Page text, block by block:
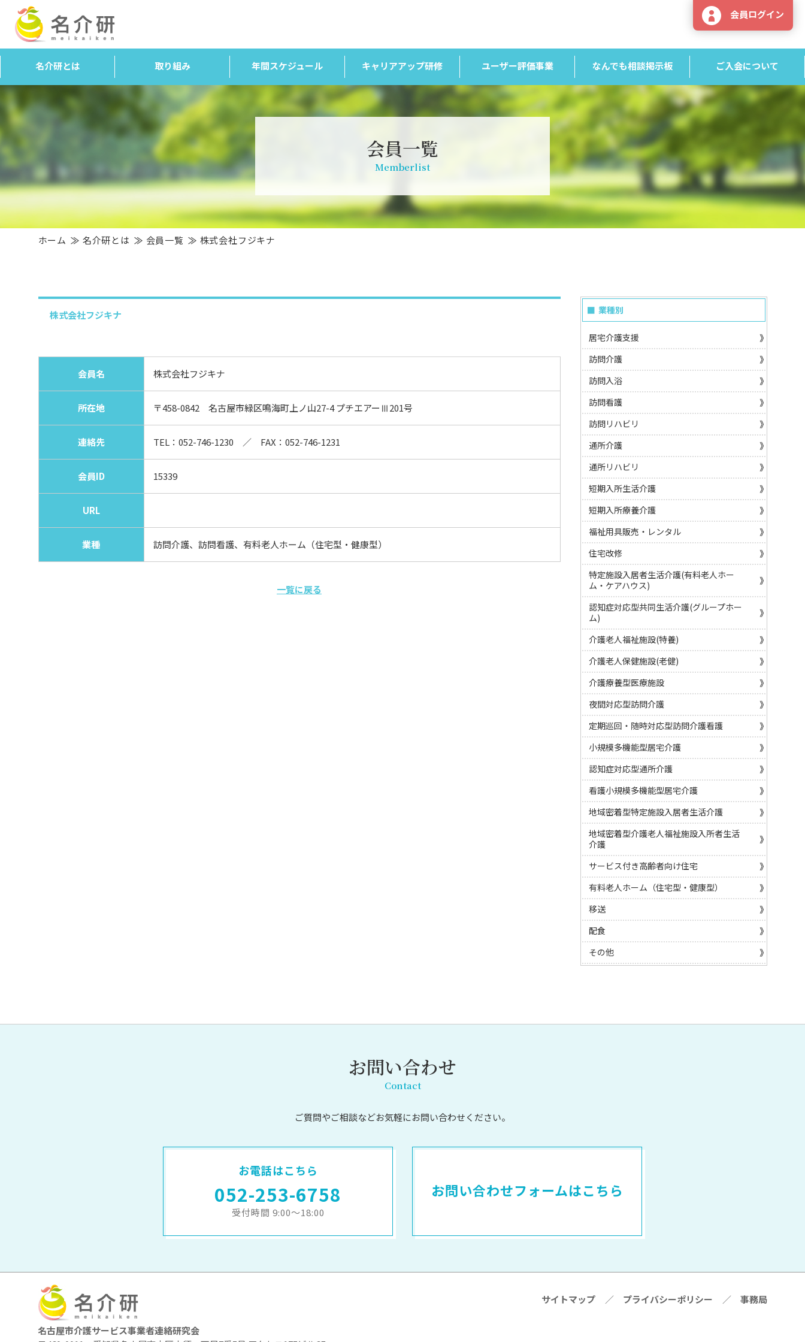
会員ログイン
名介研とは 取り組み 年間スケジュール キャリアアップ研修 ユーザー評価事業 なんでも相談掲示板 ご入会について
会員一覧
Memberlist
ホーム 名介研とは 会員一覧 株式会社フジキナ
株式会社フジキナ
会員名 株式会社フジキナ
所在地 〒458-0842 名古屋市緑区鳴海町上ノ山27-4 プチエアーⅢ201号
連絡先 TEL： 052-746-1230 ／ FAX：052-746-1231
会員ID 15339
URL
業種 訪問介護、訪問看護、有料老人ホーム（住宅型・健康型）
一覧に戻る
業種別
居宅介護支援
訪問介護
訪問入浴
訪問看護
訪問リハビリ
通所介護
通所リハビリ
短期入所生活介護
短期入所療養介護
福祉用具販売・レンタル
住宅改修
特定施設入居者生活介護(有料老人ホー
ム・ケアハウス)
認知症対応型共同生活介護(グループホー
ム)
介護老人福祉施設(特養)
介護老人保健施設(老健)
介護療養型医療施設
夜間対応型訪問介護
定期巡回・随時対応型訪問介護看護
小規模多機能型居宅介護
認知症対応型通所介護
看護小規模多機能型居宅介護
地域密着型特定施設入居者生活介護
地域密着型介護老人福祉施設入所者生活
介護
サービス付き高齢者向け住宅
有料老人ホーム（住宅型・健康型）
移送
配食
その他
お問い合わせ
Contact
ご質問やご相談などお気軽にお問い合わせください。
お電話はこちら
052-253-6758
受付時間 9:00～18:00
お問い合わせフォームはこちら
名古屋市介護サービス事業者連絡研究会
サイトマップ ／ プライバシーポリシー ／ 事務局